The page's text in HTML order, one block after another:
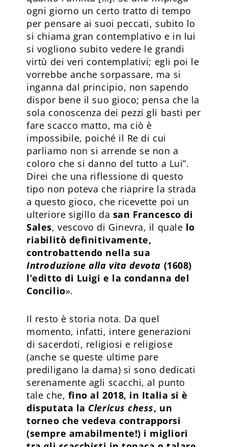
ogni giorno un certo tratto di tempo
per pensare ai suoi peccati, subito lo
si chiama gran contemplativo e in lui
si vogliono subito vedere le grandi
virtù dei veri contemplativi; egli poi le
vorrebbe anche sorpassare, ma si
inganna dal principio, non sapendo
dispor bene il suo gioco; pensa che la
sola conoscenza dei pezzi gli basti per
fare scacco matto, ma ciò è
impossibile, poiché il Re di cui
parliamo non si arrende se non a
coloro che si danno del tutto a Lui”.
Direi che una riflessione di questo
tipo non poteva che riaprire la strada
a questo gioco, che ricevette poi un
ulteriore sigillo da san Francesco di
Sales, vescovo di Ginevra, il quale lo
riabilitò definitivamente,
controbattendo nella sua
Introduzione alla vita devota (1608)
l’editto di Luigi e la condanna del
Concilio».
Il resto è storia nota. Da quel
momento, infatti, intere generazioni
di sacerdoti, religiosi e religiose
(anche se queste ultime pare
prediligano la dama) si sono dedicati
serenamente agli scacchi, al punto
tale che, fino al 2018, in Italia si è
disputata la Clericus chess, un
torneo che vedeva contrapporsi
(sempre amabilmente!) i migliori